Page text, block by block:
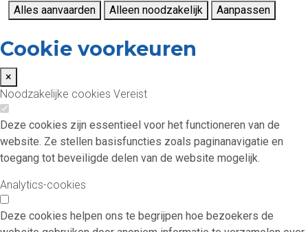
Alles aanvaarden
Alleen noodzakelijk Aanpassen
Cookie voorkeuren
×
Noodzakelijke cookies Vereist
Deze cookies zijn essentieel voor het functioneren van de
website. Ze stellen basisfuncties zoals paginanavigatie en
toegang tot beveiligde delen van de website mogelijk.
Analytics-cookies
Deze cookies helpen ons te begrijpen hoe bezoekers de